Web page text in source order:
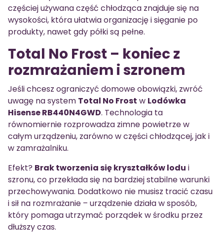
częściej używana część chłodząca znajduje się na
wysokości, która ułatwia organizację i sięganie po
produkty, nawet gdy półki są pełne.
Total No Frost – koniec z
rozmrażaniem i szronem
Jeśli chcesz ograniczyć domowe obowiązki, zwróć
uwagę na system Total No Frost w Lodówka
Hisense RB440N4GWD. Technologia ta
równomiernie rozprowadza zimne powietrze w
całym urządzeniu, zarówno w części chłodzącej, jak i
w zamrażalniku.
Efekt? Brak tworzenia się kryształków lodu i
szronu, co przekłada się na bardziej stabilne warunki
przechowywania. Dodatkowo nie musisz tracić czasu
i sił na rozmrażanie – urządzenie działa w sposób,
który pomaga utrzymać porządek w środku przez
dłuższy czas.